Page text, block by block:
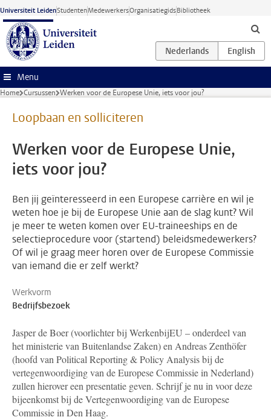
Ga naar hoofdinhoud
Universiteit LeidenStudentenMedewerkersOrganisatiegidsBibliotheek
Menu
Home Cursussen Werken voor de Europese Unie, iets voor jou?
Loopbaan en solliciteren
Werken voor de Europese Unie,
iets voor jou?
Ben jij geïnteresseerd in een Europese carrière en wil je
weten hoe je bij de Europese Unie aan de slag kunt? Wil
je meer te weten komen over EU-traineeships en de
selectieprocedure voor (startend) beleidsmedewerkers?
Of wil je graag meer horen over de Europese Commissie
van iemand die er zelf werkt?
Werkvorm
Bedrijfsbezoek
Jasper de Boer (voorlichter bij WerkenbijEU – onderdeel van
het ministerie van Buitenlandse Zaken) en Andreas Zenthöfer
(hoofd van Political Reporting & Policy Analysis bij de
vertegenwoordiging van de Europese Commissie in Nederland)
zullen hierover een presentatie geven. Schrijf je nu in voor deze
bijeenkomst bij de Vertegenwoordiging van de Europese
Commissie in Den Haag.